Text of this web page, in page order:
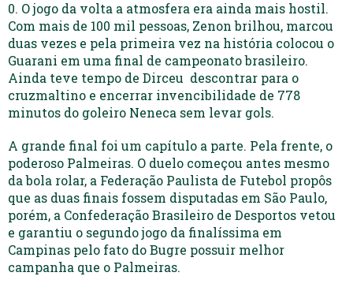
0. O jogo da volta a atmosfera era ainda mais hostil.
Com mais de 100 mil pessoas, Zenon brilhou, marcou
duas vezes e pela primeira vez na história colocou o
Guarani em uma final de campeonato brasileiro.
Ainda teve tempo de Dirceu descontrar para o
cruzmaltino e encerrar invencibilidade de 778
minutos do goleiro Neneca sem levar gols.
A grande final foi um capítulo a parte. Pela frente, o
poderoso Palmeiras. O duelo começou antes mesmo
da bola rolar, a Federação Paulista de Futebol propôs
que as duas finais fossem disputadas em São Paulo,
porém, a Confederação Brasileiro de Desportos vetou
e garantiu o segundo jogo da finalíssima em
Campinas pelo fato do Bugre possuir melhor
campanha que o Palmeiras.